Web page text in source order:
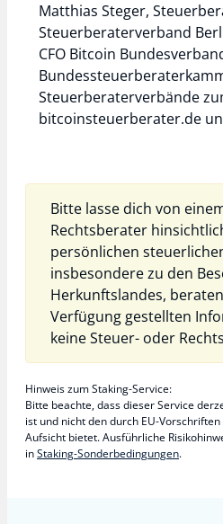
Matthias Steger,
Steuerberaterverband
CFO Bitcoin
Steuerberaterverbände
bitcoinsteuerberater.de
Bitte lasse dich von
Rechtsberater
persönlichen
insbesondere zu den
Herkunftslandes,
Verfügung gestellten
keine Steuer- oder
Hinweis zum Staking-Service:
Bitte beachte, dass dieser Service
ist und nicht den durch EU-
Aufsicht bietet. Ausführliche
inStaking-Sonderbedingungen.